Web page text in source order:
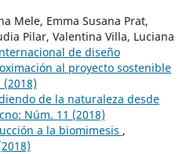
Mele, Emma Susana Prat,
Pilar, Valentina Villa, Luciana
de diseño
al proyecto sostenible
de la naturaleza desde
Núm. 11 (2018)
a la biomimesis ,